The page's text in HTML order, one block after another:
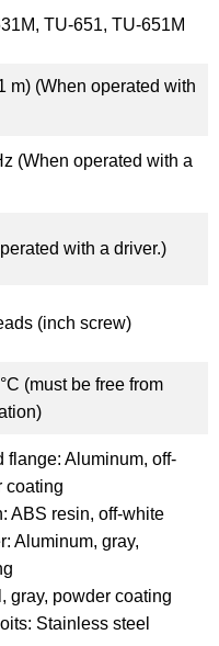
TU-651, TU-651M
m) (When operated with
(When operated with a
with a driver.)
(inch screw)
(must be free from
flange: Aluminum, off-
coating
ABS resin, off-white
Aluminum, gray,
gray, powder coating
Stainless steel